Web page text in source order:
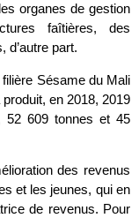
organes de gestion
faîtières, des
d’autre part.
filière Sésame du Mali
en 2018, 2019
52 609 tonnes et 45
des revenus
et les jeunes, qui en
de revenus. Pour